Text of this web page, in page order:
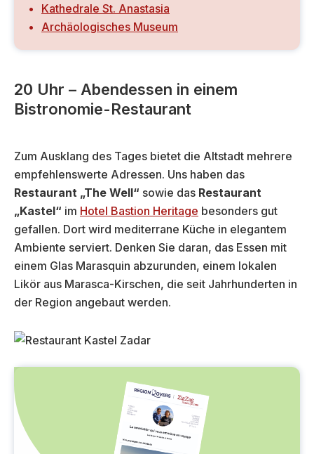
Kathedrale St. Anastasia
Archäologisches Museum
20 Uhr – Abendessen in einem
Bistronomie-Restaurant
Zum Ausklang des Tages bietet die Altstadt mehrere
empfehlenswerte Adressen. Uns haben das
Restaurant „The Well“ sowie das Restaurant
„Kastel“ im Hotel Bastion Heritage besonders gut
gefallen. Dort wird mediterrane Küche in elegantem
Ambiente serviert. Denken Sie daran, das Essen mit
einem Glas Marasquin abzurunden, einem lokalen
Likör aus Marasca-Kirschen, die seit Jahrhunderten in
der Region angebaut werden.